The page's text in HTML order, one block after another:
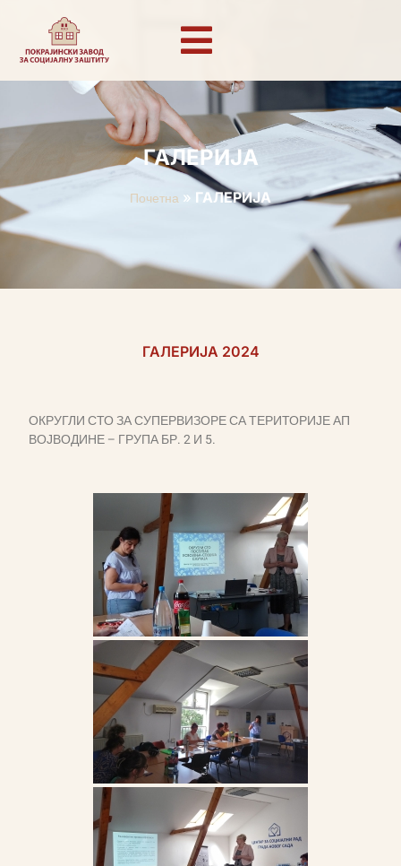
ГАЛЕРИЈА
Почетна » ГАЛЕРИЈА
ГАЛЕРИЈА 2024
ОКРУГЛИ СТО ЗА СУПЕРВИЗОРЕ СА ТЕРИТОРИЈЕ АП
ВОЈВОДИНЕ – ГРУПА БР. 2 И 5.